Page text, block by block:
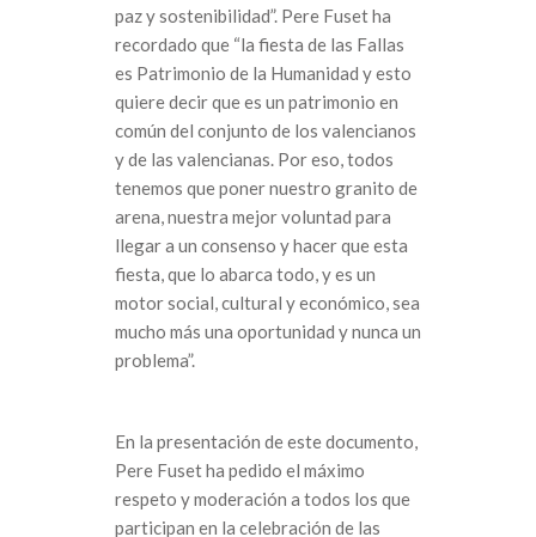
paz y sostenibilidad”. Pere Fuset ha
recordado que “la fiesta de las Fallas
es Patrimonio de la Humanidad y esto
quiere decir que es un patrimonio en
común del conjunto de los valencianos
y de las valencianas. Por eso, todos
tenemos que poner nuestro granito de
arena, nuestra mejor voluntad para
llegar a un consenso y hacer que esta
fiesta, que lo abarca todo, y es un
motor social, cultural y económico, sea
mucho más una oportunidad y nunca un
problema”.
En la presentación de este documento,
Pere Fuset ha pedido el máximo
respeto y moderación a todos los que
participan en la celebración de las